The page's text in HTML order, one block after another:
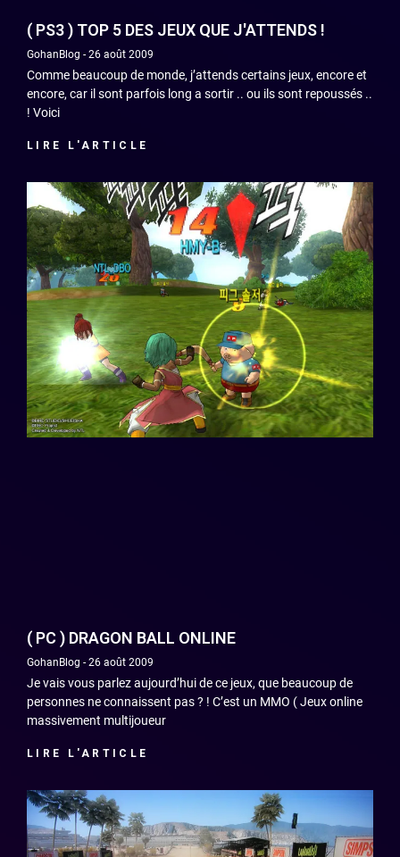
( PS3 ) TOP 5 DES JEUX QUE J'ATTENDS !
GohanBlog 26 août 2009
Comme beaucoup de monde, j’attends certains jeux, encore et
encore, car il sont parfois long a sortir .. ou ils sont repoussés ..
! Voici
LIRE L'ARTICLE
( PC ) DRAGON BALL ONLINE
GohanBlog 26 août 2009
Je vais vous parlez aujourd’hui de ce jeux, que beaucoup de
personnes ne connaissent pas ? ! C’est un MMO ( Jeux online
massivement multijoueur
LIRE L'ARTICLE